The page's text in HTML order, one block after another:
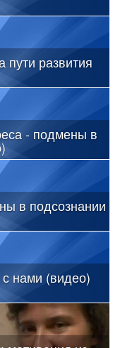
пути развития
- подмены в
в подсознании
нами (видео)